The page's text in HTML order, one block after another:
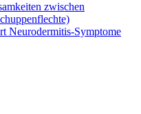
zwischen
Neurodermitis-Symptome